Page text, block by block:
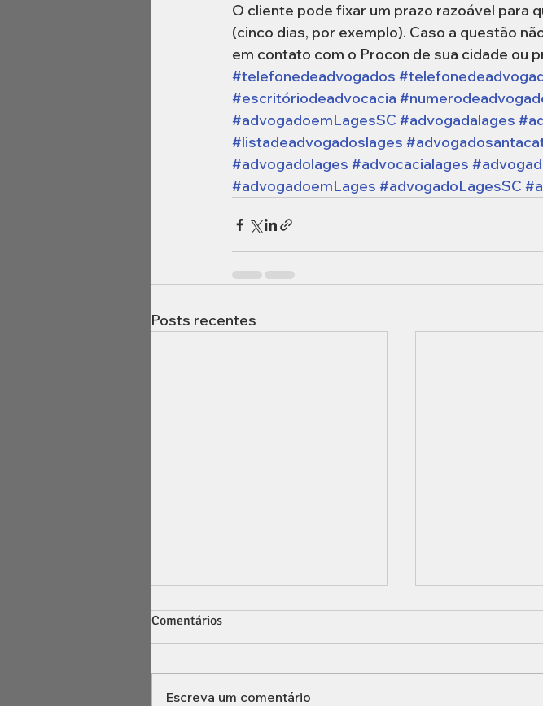
O cliente pode fixar um prazo razoável para
(cinco dias, por exemplo). Caso a questão
em contato com o Procon de sua cidade ou
#telefonedeadvogados
#escritóriodeadvocacia
#advogadoemLagesSC #advogadalages
#listadeadvogadoslages
#advogadolages #advocacialages
#advogadoemLages #advogadoLagesSC
Posts recentes
Comentários
Escreva um comentário